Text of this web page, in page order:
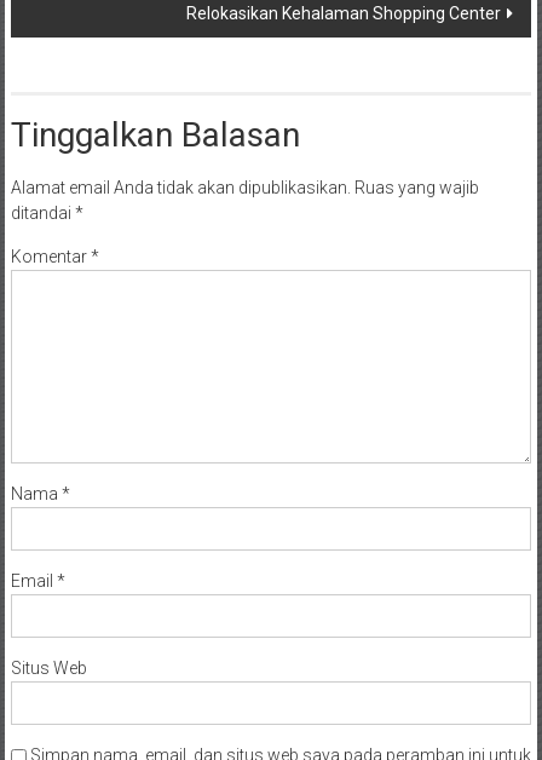
Relokasikan Kehalaman Shopping Center
Tinggalkan Balasan
Alamat email Anda tidak akan dipublikasikan. Ruas yang wajib
ditandai *
Komentar*
Nama *
Email *
Situs Web
Simpan nama, email, dan situs web saya pada peramban ini untuk